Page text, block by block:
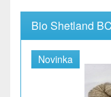
Bio Shetland
Novinka